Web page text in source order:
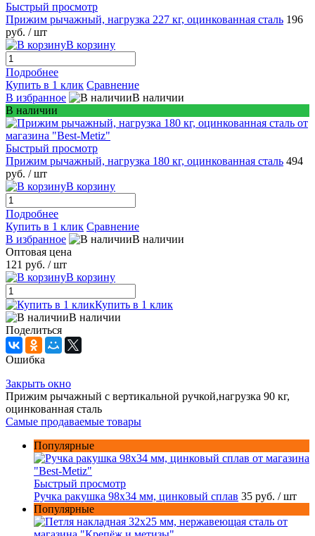
Быстрый просмотр
Прижим рычажный, нагрузка 227 кг, оцинкованная сталь 196
руб. / шт
В корзину
Подробнее
Купить в 1 клик Сравнение
В избранное
В наличии
В наличии
Быстрый просмотр
Прижим рычажный, нагрузка 180 кг, оцинкованная сталь 494
руб. / шт
В корзину
Подробнее
Купить в 1 клик Сравнение
В избранное
В наличии
Оптовая цена
121 руб. / шт
В корзину
Купить в 1 клик
В наличии
Поделиться
Ошибка
Закрыть окно
Прижим рычажный с вертикальной ручкой,нагрузка 90 кг,
оцинкованная сталь
Самые продаваемые товары
Популярные
Быстрый просмотр
Ручка ракушка 98x34 мм, цинковый сплав 35 руб. / шт
Популярные